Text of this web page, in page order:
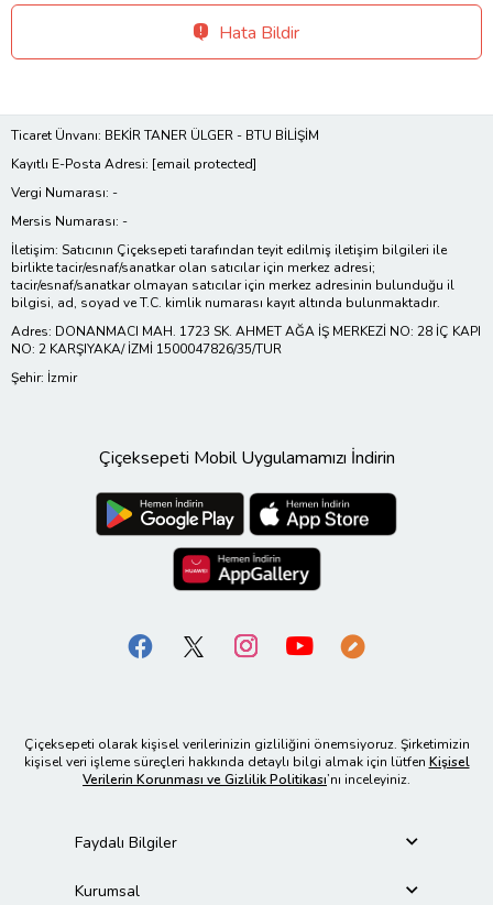
Hata Bildir
Ticaret Ünvanı: BEKİR TANER ÜLGER - BTU BİLİŞİM
Kayıtlı E-Posta Adresi: [email protected]
Vergi Numarası: -
Mersis Numarası: -
İletişim: Satıcının Çiçeksepeti tarafından teyit edilmiş iletişim bilgileri ile
birlikte tacir/esnaf/sanatkar olan satıcılar için merkez adresi;
tacir/esnaf/sanatkar olmayan satıcılar için merkez adresinin bulunduğu il
bilgisi, ad, soyad ve T.C. kimlik numarası kayıt altında bulunmaktadır.
Adres: DONANMACI MAH. 1723 SK. AHMET AĞA İŞ MERKEZİ NO: 28 İÇ KAPI
NO: 2 KARŞIYAKA/ İZMİ 1500047826/35/TUR
Şehir: İzmir
Çiçeksepeti Mobil Uygulamamızı İndirin
Çiçeksepeti olarak kişisel verilerinizin gizliliğini önemsiyoruz. Şirketimizin
kişisel veri işleme süreçleri hakkında detaylı bilgi almak için lütfen Kişisel
Verilerin Korunması ve Gizlilik Politikası’nı inceleyiniz.
Faydalı Bilgiler
Kurumsal